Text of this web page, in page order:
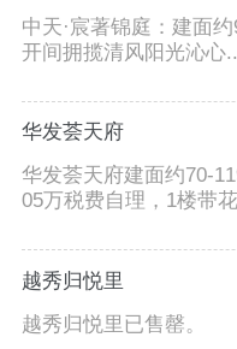
中天·宸著锦庭：建面
开间拥揽清风阳光沁心
华发荟天府
华发荟天府建面约70-
05万税费自理，1楼带花
越秀归悦里
越秀归悦里已售罄。